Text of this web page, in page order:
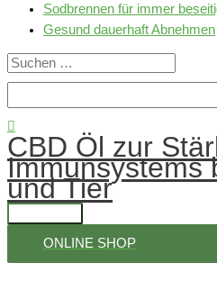
Sodbrennen für immer
Gesund dauerhaft Abnehmen
Suchen
nach:
CBD Öl zur
Immunsystems
und Tier
Hauptmenü
ONLINE SHOP